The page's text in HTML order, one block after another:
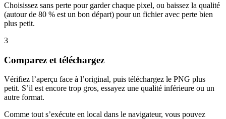
Choisissez sans perte pour garder chaque pixel, ou baissez la qualité
(autour de 80 % est un bon départ) pour un fichier avec perte bien
plus petit.
3
Comparez et téléchargez
Vérifiez l’aperçu face à l’original, puis téléchargez le PNG plus
petit. S’il est encore trop gros, essayez une qualité inférieure ou un
autre format.
Comme tout s’exécute en local dans le navigateur, vous pouvez